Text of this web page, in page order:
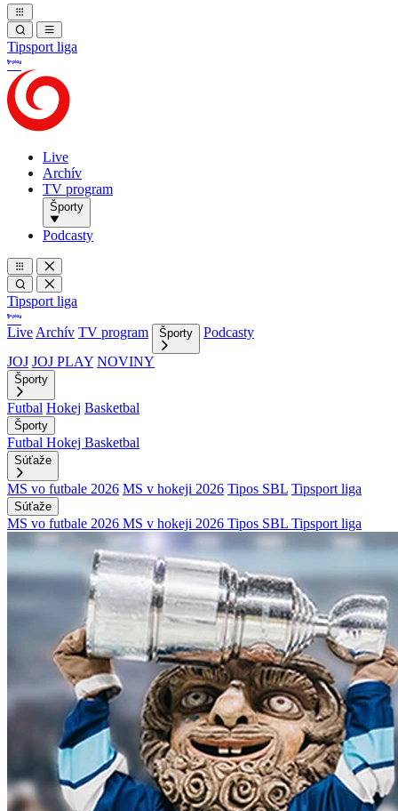
Tipsport liga
Live
Archív
TV program
Športy
Podcasty
Tipsport liga
Live Archív TV program Športy
Podcasty
JOJ JOJ PLAY NOVINY
Športy
Futbal Hokej Basketbal
Športy
Futbal Hokej Basketbal
Súťaže
MS vo futbale 2026 MS v hokeji 2026 Tipos SBL Tipsport liga
Súťaže
MS vo futbale 2026 MS v hokeji 2026 Tipos SBL Tipsport liga